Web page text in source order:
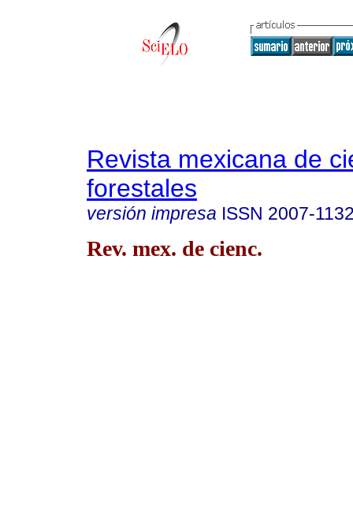
Revista mexicana de
forestales
versión impresa ISSN 2007-
Rev. mex. de cienc.